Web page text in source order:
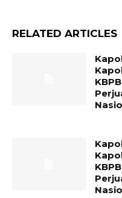
RELATED ARTICLES